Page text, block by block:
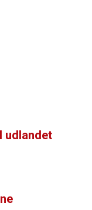
udlandet